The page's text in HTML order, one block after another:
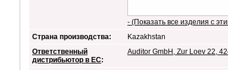
- (Показать все изделия с
Страна производства:
Kazakhstan
Ответственный
дистрибьютор в ЕС:
Auditor GmbH, Zur Loev 22,